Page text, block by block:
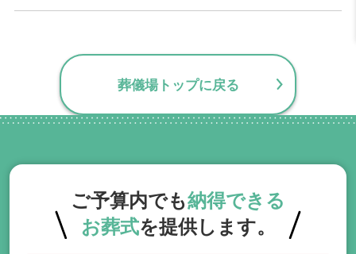
葬儀場トップに戻る
ご予算内でも納得できる
お葬式を提供します。